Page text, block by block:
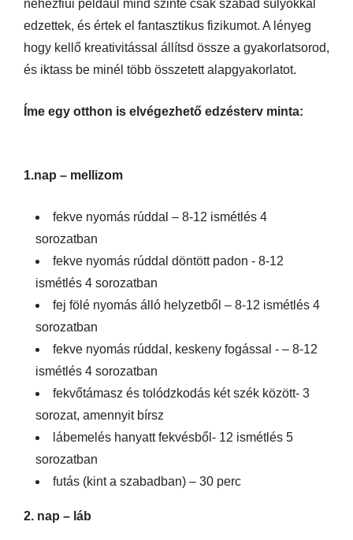
nehézfiúi például mind szinte csak szabad súlyokkal
edzettek, és értek el fantasztikus fizikumot. A lényeg
hogy kellő kreativitással állítsd össze a gyakorlatsorod,
és iktass be minél több összetett alapgyakorlatot.
Íme egy otthon is elvégezhető edzésterv minta:
1.nap – mellizom
fekve nyomás rúddal – 8-12 ismétlés 4
sorozatban
fekve nyomás rúddal döntött padon - 8-12
ismétlés 4 sorozatban
fej fölé nyomás álló helyzetből – 8-12 ismétlés 4
sorozatban
fekve nyomás rúddal, keskeny fogással - – 8-12
ismétlés 4 sorozatban
fekvőtámasz és tolódzkodás két szék között- 3
sorozat, amennyit bírsz
lábemelés hanyatt fekvésből- 12 ismétlés 5
sorozatban
futás (kint a szabadban) – 30 perc
2. nap – láb